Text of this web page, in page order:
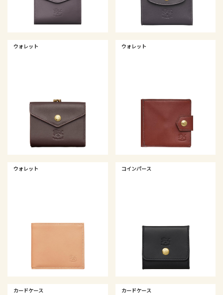
ウォレット ウォレット
ウォレット コインパース
カードケース カードケース